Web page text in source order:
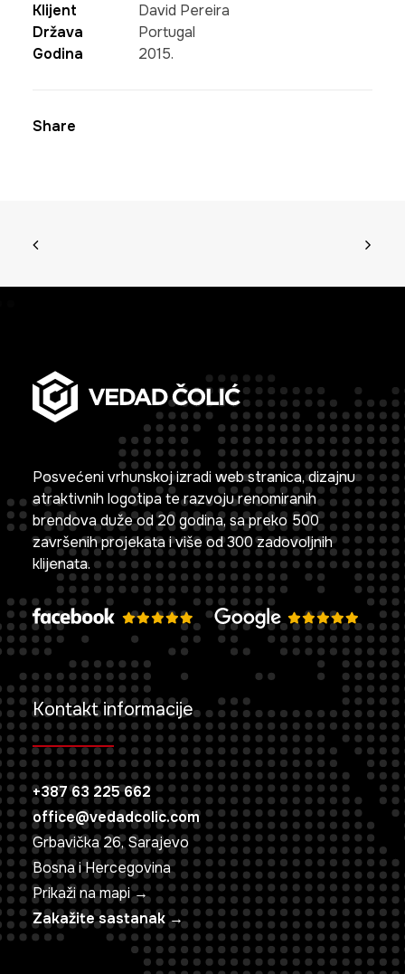
Klijent
David Pereira
Država
Portugal
Godina
2015.
Share
Posvećeni vrhunskoj izradi web stranica, dizajnu
atraktivnih logotipa te razvoju renomiranih
brendova duže od 20 godina, sa preko 500
završenih projekata i više od 300 zadovoljnih
klijenata.
Kontakt informacije
+387 63 225 662
office@vedadcolic.com
Grbavička 26, Sarajevo
Bosna i Hercegovina
Prikaži na mapi →
Zakažite sastanak →